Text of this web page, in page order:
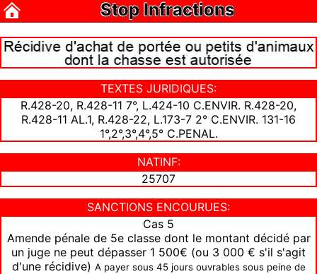
Stop Infractions
TEXTES JURIDIQUES:
R.428-20, R.428-11 7°, L.424-10 C.ENVIR. R.428-20,
R.428-11 AL.1, R.428-22, L.173-7 2° C.ENVIR. 131-16
1°,2°,3°,4°,5° C.PENAL.
NATINF:
25707
SANCTIONS ENCOURUES:
Cas 5
Amende pénale de 5e classe dont le montant décidé par
un juge ne peut dépasser 1 500€ (ou 3 000 € s'il s'agit
d'une récidive) A payer sous 45 jours ouvrables sous peine de